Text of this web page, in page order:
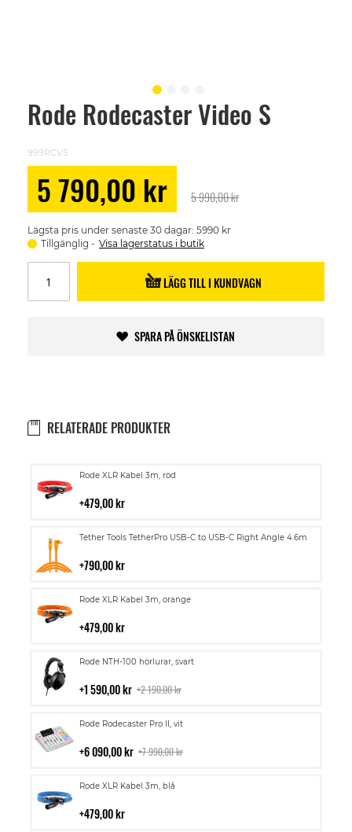
Rode Rodecaster Video S
999RCVS
Price
5 790,00 kr 5 990,00 kr
Lägsta pris under senaste 30 dagar: 5990 kr
Tillgänglig
Visa lagerstatus i butik
LÄGG TILL I KUNDVAGN
SPARA PÅ ÖNSKELISTAN
RELATERADE PRODUKTER
Rode XLR Kabel 3m, röd
479,00 kr
Lägg
i
Tether Tools TetherPro USB-C to USB-C Right Angle 4.6m
790,00 kr
Lägg
i
Rode XLR Kabel 3m, orange
479,00 kr
Lägg
i
Rode NTH-100 hörlurar, svart
1 590,00 kr 2 190,00 kr
Lägg
i
Rode Rodecaster Pro II, vit
6 090,00 kr 7 990,00 kr
Lägg
i
Rode XLR Kabel 3m, blå
479,00 kr
Lägg
i
Skip
images
gallery